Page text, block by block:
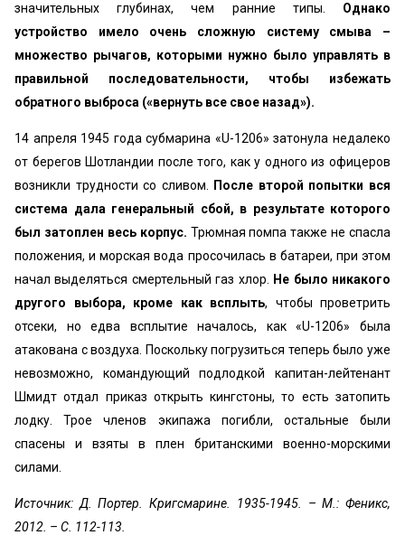
значительных глубинах, чем ранние типы. Однако
устройство имело очень сложную систему смыва –
множество рычагов, которыми нужно было управлять в
правильной последовательности, чтобы избежать
обратного выброса («вернуть все свое назад»).
14 апреля 1945 года субмарина «‎U-1206» затонула недалеко
от берегов Шотландии после того, как у одного из офицеров
возникли трудности со сливом.
После второй попытки вся
система дала генеральный сбой, в результате которого
был затоплен весь корпус. Трюмная помпа также не спасла
положения, и морская вода просочилась в батареи, при этом
начал выделяться смертельный газ хлор.
Не было никакого
другого выбора, кроме как всплыть, чтобы проветрить
отсеки, но едва всплытие началось, как «U-1206» была
атакована с воздуха. Поскольку погрузиться теперь было уже
невозможно, командующий подлодкой капитан-лейтенант
Шмидт отдал приказ открыть кингстоны, то есть затопить
лодку. Трое членов экипажа пoгибли, остальные были
спасены и взяты в плен британскими военно-морскими
силами.
Источник: Д. Портер. Кригсмарине. 1935-1945. – М.: Феникс,
2012. – С. 112-113.